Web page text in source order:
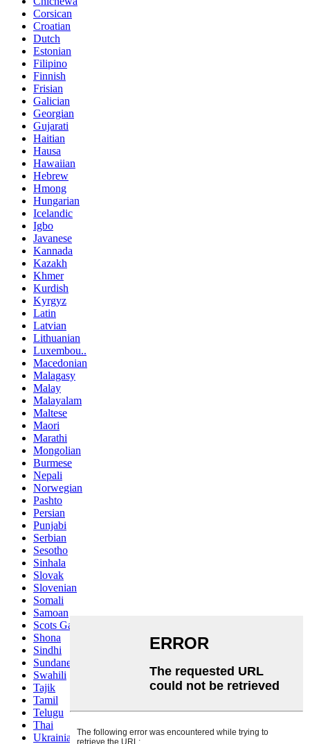
Corsican
Croatian
Dutch
Estonian
Filipino
Finnish
Frisian
Galician
Georgian
Gujarati
Haitian
Hausa
Hawaiian
Hebrew
Hmong
Hungarian
Icelandic
Igbo
Javanese
Kannada
Kazakh
Khmer
Kurdish
Kyrgyz
Latin
Latvian
Lithuanian
Luxembou..
Macedonian
Malagasy
Malay
Malayalam
Maltese
Maori
Marathi
Mongolian
Burmese
Nepali
Norwegian
Pashto
Persian
Punjabi
Serbian
Sesotho
Sinhala
Slovak
Slovenian
Somali
Samoan
Scots Gaelic
Shona
Sindhi
Sundanese
Swahili
Tajik
Tamil
Telugu
Thai
Ukrainian